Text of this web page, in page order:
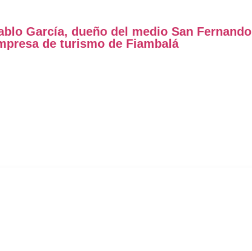
García, dueño del medio San Fernando
de turismo de Fiambalá